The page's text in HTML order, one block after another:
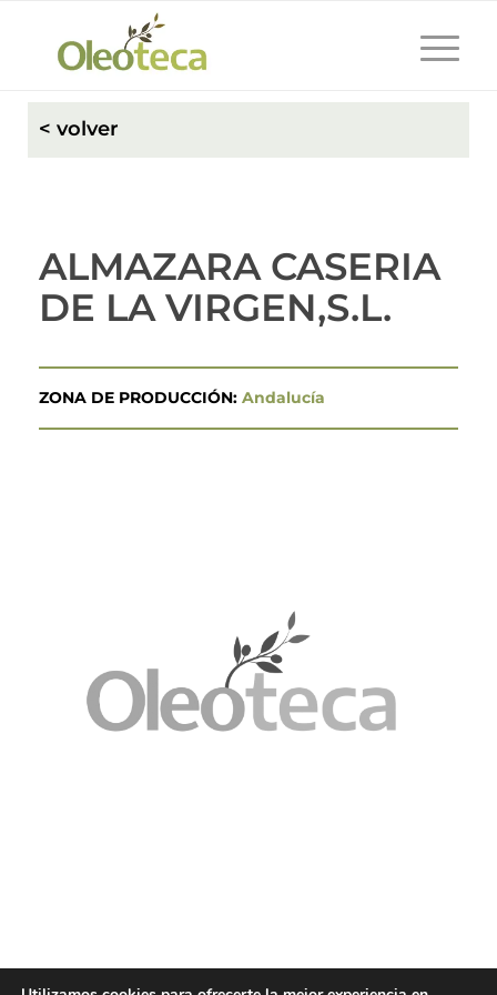
< volver
ALMAZARA CASERIA
DE LA VIRGEN,S.L.
ZONA DE PRODUCCIÓN: Andalucía